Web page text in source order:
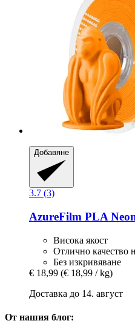
Добавяне
3.7 (3)
AzureFilm PLA
Висока якост
Отлично качество
Без изкривяване
€ 18,99 (€ 18,99 / kg)
Доставка до 14. август
От нашия блог: